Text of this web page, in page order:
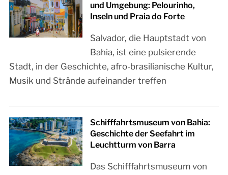
und Umgebung: Pelourinho,
Inseln und Praia do Forte
Salvador, die Hauptstadt von
Bahia, ist eine pulsierende
Stadt, in der Geschichte, afro-brasilianische Kultur,
Musik und Strände aufeinander treffen
Schifffahrtsmuseum von Bahia:
Geschichte der Seefahrt im
Leuchtturm von Barra
Das Schifffahrtsmuseum von